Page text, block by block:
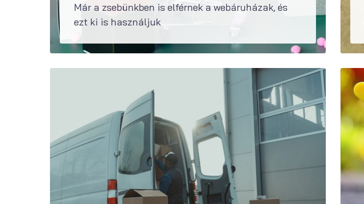
Már a zsebünkben is elférnek a webáruházak, és
ezt ki is használjuk
BŐVEBBEN